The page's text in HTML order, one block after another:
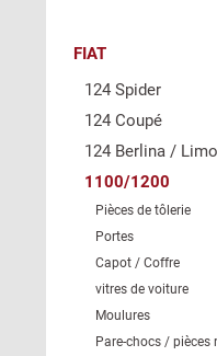
FIAT
124 Spider
124 Coupé
124 Berlina /
1100/1200
Pièces de tôlerie
Portes
Capot / Coffre
vitres de voiture
Moulures
Pare-chocs / pièces